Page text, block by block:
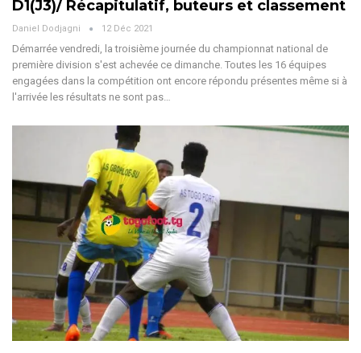
D1(J3)/ Récapitulatif, buteurs et classement
Daniel Dodjagni 12 Déc 2021
Démarrée vendredi, la troisième journée du championnat national de
première division s'est achevée ce dimanche. Toutes les 16 équipes
engagées dans la compétition ont encore répondu présentes même si à
l'arrivée les résultats ne sont pas…